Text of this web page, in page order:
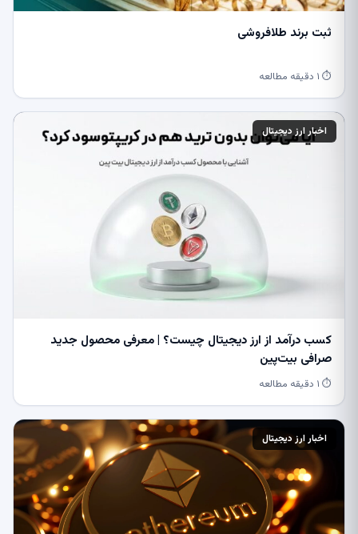
ثبت برند طلافروشی
⏱ ۱ دقیقه مطالعه
اخبار ارز دیجیتال
کسب درآمد از ارز دیجیتال چیست؟ | معرفی محصول جدید
صرافی بیت‌پین
⏱ ۱ دقیقه مطالعه
اخبار ارز دیجیتال